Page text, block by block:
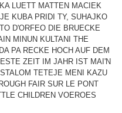
LUETT MATTEN MACIEK
KUBA PRIDI TY, SUHAJKO
D'ORFEO DIE BRUECKE
MINUN KULTANI THE
PA RECKE HOCH AUF DEM
ZEIT IM JAHR IST MAI'N
TETEJE MENI KAZU
FAIR SUR LE PONT
CHILDREN VOEROES